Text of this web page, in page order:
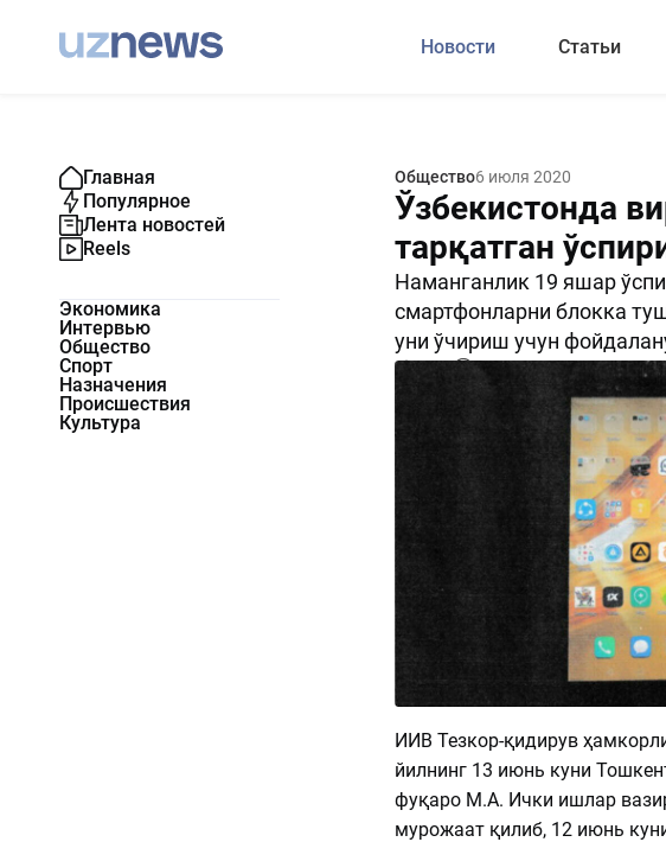
Новости Статьи
Главная
Популярное
Лента новостей
Reels
Экономика
Интервью
Общество
Спорт
Назначения
Происшествия
Культура
Общество6 июля 2020
Ўзбекистонда
тарқатган
Наманганлик 19 яшар
смартфонларни блокка
уни ўчириш учун
0
ИИВ Тезкор-қидирув
йилнинг 13 июнь куни
фуқаро М.А. Ички ишлар
мурожаат қилиб, 12 июнь